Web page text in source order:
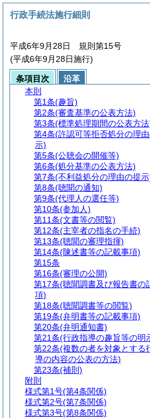
行政手続法施行細則
平成6年9月28日 規則第15号
(平成6年9月28日施行)
条項目次
沿革
本則
第1条(趣旨)
第2条(審査基準の公表方法)
第3条(標準処理期間の公表方
第4条(許認可等拒否処分の理
示)
第5条(公聴会の開催等)
第6条(処分基準の公表方法)
第7条(不利益処分の理由の提
第8条(聴聞の通知)
第9条(代理人の選任等)
第10条(参加人)
第11条(文書等の閲覧)
第12条(主宰者の指名の手続)
第13条(聴聞の審理指揮)
第14条(陳述書等の記載事項)
第15条
第16条(審理の公開)
第17条(聴聞調書及び報告書の
項)
第18条(聴聞調書等の閲覧)
第19条(弁明書等の記載事項)
第20条(弁明通知書)
第21条(行政指導の趣旨等の明
第22条(複数の者を対象とする
導の内容の公表の方法)
第23条(補則)
附則
様式第1号(第4条関係)
様式第2号(第7条関係)
様式第3号(第8条関係)